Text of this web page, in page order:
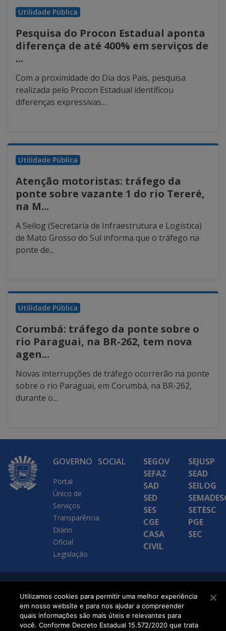
Utilidade Pública
Pesquisa do Procon Estadual aponta
diferença de até 400% em serviços de
...
Com a proximidade do Dia dos Pais, pesquisa
realizada pelo Procon Estadual identificou
diferenças expressivas...
Utilidade Pública
Atenção motoristas: tráfego da
ponte sobre vazante 1 do rio Tereré,
na M...
A Seilog (Secretaria de Infraestrutura e Logística)
de Mato Grosso do Sul informa que o tráfego na
ponte de...
Utilidade Pública
Corumbá: tráfego da ponte sobre o
rio Paraguai, na BR-262, tem nova
agen...
Novas interrupções de tráfego ocorrerão na ponte
sobre o rio Paraguai, em Corumbá, na BR-262,
durante o...
GOVERNO
Portal
Único de
Serviços
Transparência
Diário
Oficial
Legislação
SOCIAL
SEGOV
SEFAZ
SAD
SED
SES
CGE
CASA
CIVIL
SEJUSP
SEAD
SEILOG
SETESC
PGE
SEC
SETDIG | Secretaria-
Executiva de
Transformação Digital
Utilizamos cookies para permitir uma melhor experiência
em nosso website e para nos ajudar a compreender
quais informações são mais úteis e relevantes para
você. Conforme Decreto Estadual 15.572/2020 que trata